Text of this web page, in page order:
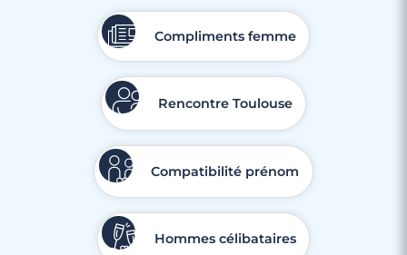
Compliments femme
Rencontre Toulouse
Compatibilité prénom
Hommes célibataires